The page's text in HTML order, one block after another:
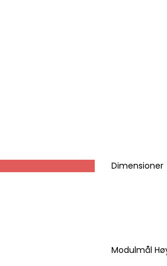
Dimensioner
Modulmål